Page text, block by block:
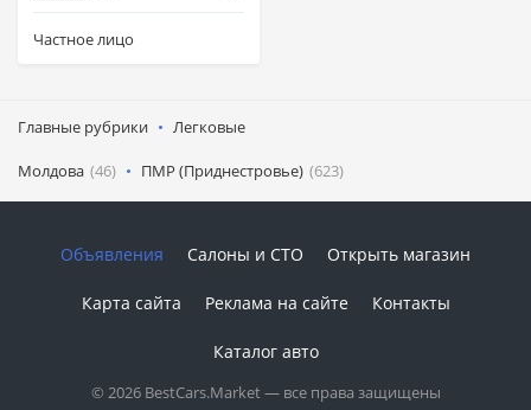
Частное лицо
Главные рубрики Легковые
Молдова (46) ПМР (Приднестровье) (623)
© 2026 BestCars.Market — все права защищены
Объявления Салоны и СТО Открыть магазин
Карта сайта Реклама на сайте Контакты
Каталог авто